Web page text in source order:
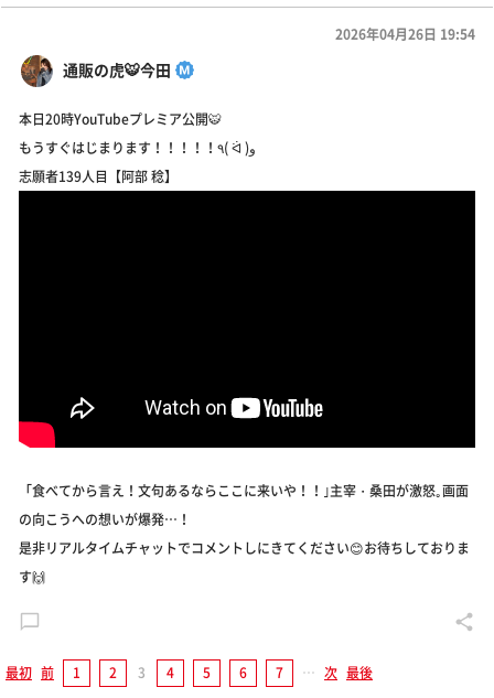
通販の虎🐯今田
2026年04月26日 19:54
本日20時YouTubeプレミア公開🐯
もうすぐはじまります！！！！！٩( ᐛ )و
志願者139人目【阿部 稔】
「食べてから言え！文句あるならここに来いや！！｣主宰・桑田が激怒｡画面
の向こうへの想いが爆発…！
是非リアルタイムチャットでコメントしにきてください😊お待ちしておりま
す🙌
最初 前 1 2 3 4 5 6 7 … 次 最後